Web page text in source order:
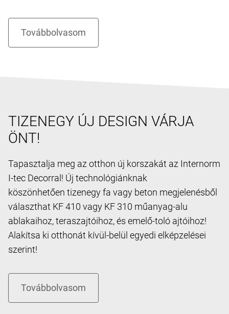
TIZENEGY ÚJ DESIGN VÁRJA
ÖNT!
Tapasztalja meg az otthon új korszakát az Internorm
I-tec Decorral! Új technológiánknak
köszönhetően tizenegy fa vagy beton megjelenésből
választhat KF 410 vagy KF 310 műanyag-alu
ablakaihoz, teraszajtóihoz, és emelő-toló ajtóihoz!
Alakítsa ki otthonát kívül-belül egyedi elképzelései
szerint!